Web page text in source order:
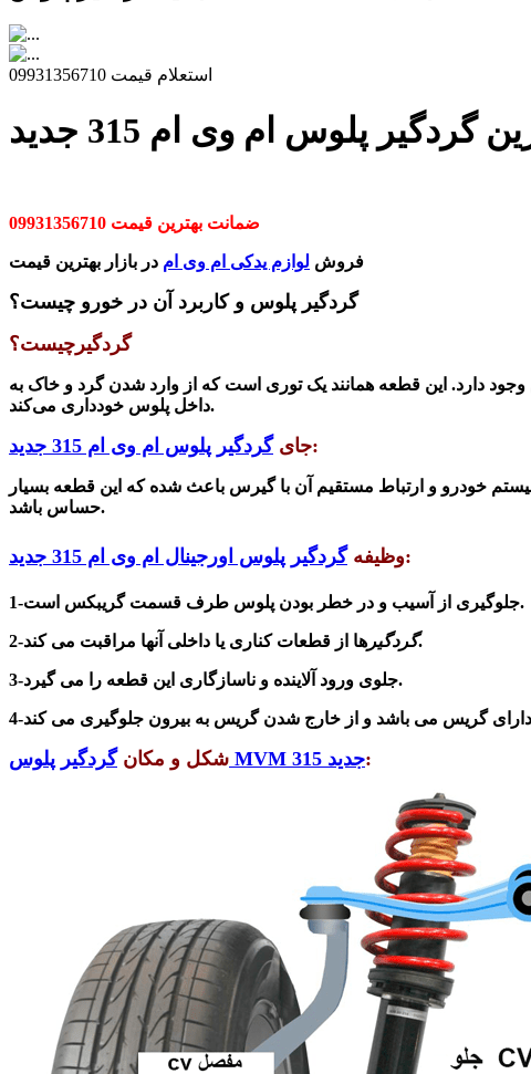
استعلام قیمت 09931356710
گردگیر پلوس ام وی ام 315 جدید
ضمانت بهترین قیمت 09931356710
فروش لوازم یدکی ام وی ام در بازار بهترین قیمت
گردگیر پلوس و کاربرد آن در خورو چیست؟
گردگیرچیست؟
دارد. این قطعه همانند یک توری است که از وارد شدنگرد و خاک به
داخل پلوس خودداری می‌کند.
جایگردگیر پلوس ام وی ام 315 جدید :
خودرو و ارتباط مستقیم آن با گیرس باعث شده که این قطعه بسیار
حساس باشد.
وظیفهگردگیر پلوس اورجینال ام وی ام 315 جدید :
1-جلوگیری از آسیب و در خطر بودن پلوس طرف قسمت گریبکس است.
2- گردگیرها از قطعات کناری یا داخلی آنها مراقبت می کند.
3-جلوی ورود آلاینده و ناسازگاری این قطعه را می گیرد.
گریس می باشد و از خارج شدن
شکل و مکان گردگیر پلوس MVM 315 جدید: